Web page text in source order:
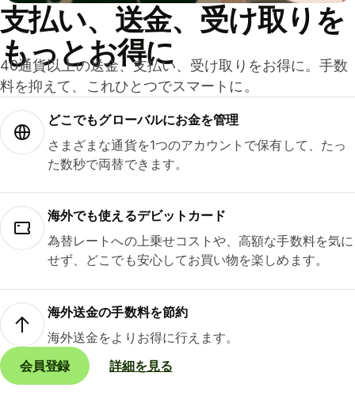
支払い、送金、受け取りを
もっとお得に
40通貨以上の送金、支払い、受け取りをお得に。手数
料を抑えて、これひとつでスマートに。
どこでもグ⁠ロ⁠ー⁠バ⁠ルにお金を管理
さまざまな通貨を1つのアカウントで保有して、たっ
た数秒で両替できます。
海外でも使えるデビットカード
為替レートへの上乗せコストや、高額な手数料を気に
せず、どこでも安心してお買い物を楽しめます。
海外送金の手数料を節約
海外送金をよりお得に行えます。
会員登録
詳細を見る